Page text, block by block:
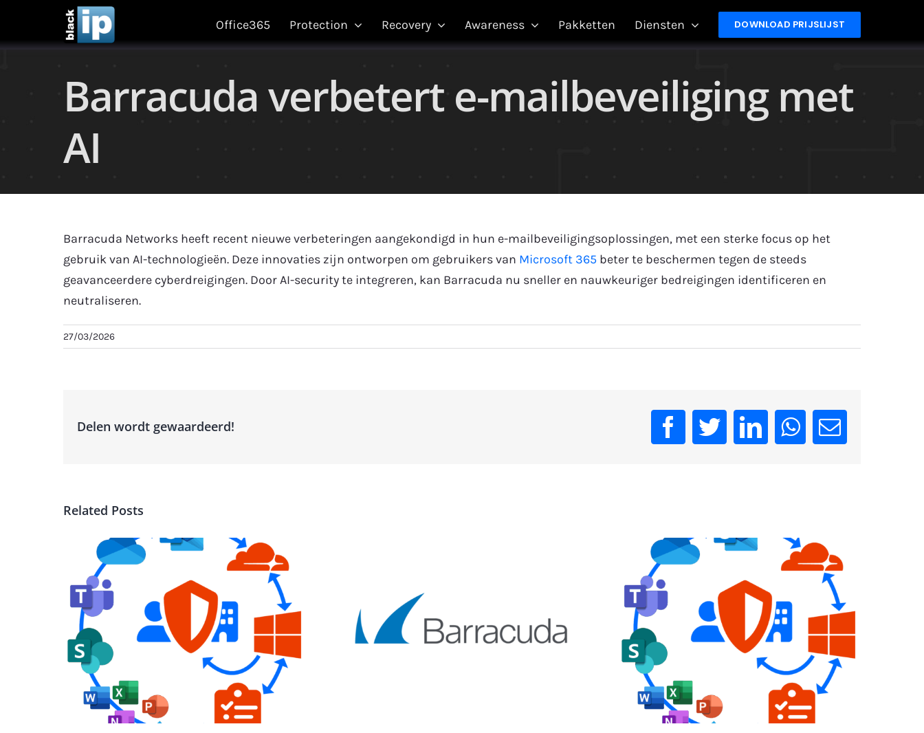
Office365 Protection Recovery Awareness Pakketten Diensten DOWNLOAD PRIJSLIJST
Barracuda verbetert e-mailbeveiliging met
AI
Barracuda Networks heeft recent nieuwe verbeteringen aangekondigd in hun e-mailbeveiligingsoplossingen, met een sterke focus op het
gebruik van AI-technologieën. Deze innovaties zijn ontworpen om gebruikers van Microsoft 365 beter te beschermen tegen de steeds
geavanceerdere cyberdreigingen. Door AI-security te integreren, kan Barracuda nu sneller en nauwkeuriger bedreigingen identificeren en
neutraliseren.
27/03/2026
Delen wordt gewaardeerd! Facebook
TwitterLinkedInWhatsApp
Email
Related Posts